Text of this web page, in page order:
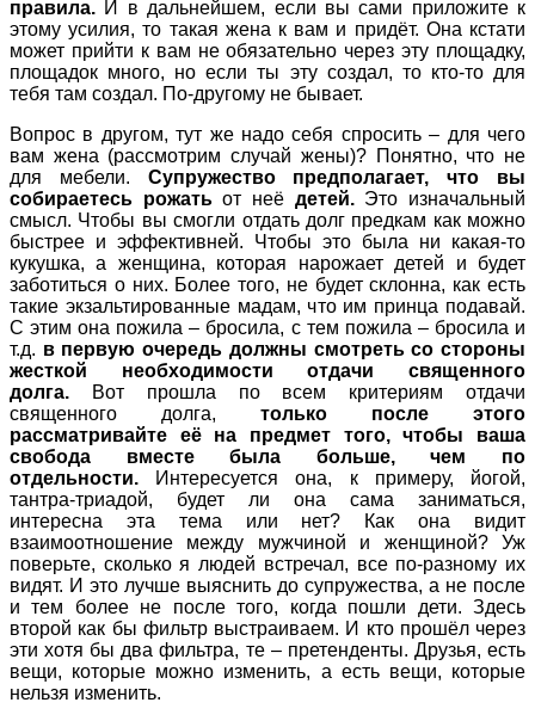
правила. И в дальнейшем, если вы сами приложите к
этому усилия, то такая жена к вам и придёт. Она кстати
может прийти к вам не обязательно через эту площадку,
площадок много, но если ты эту создал, то кто-то для
тебя там создал. По-другому не бывает.
Вопрос в другом, тут же надо себя спросить – для чего
вам жена (рассмотрим случай жены)? Понятно, что не
для мебели. Супружество предполагает, что вы
собираетесь рожатьот неё детей.Это изначальный
смысл. Чтобы вы смогли отдать долг предкам как можно
быстрее и эффективней. Чтобы это была ни какая-то
кукушка, а женщина, которая нарожает детей и будет
заботиться о них. Более того, не будет склонна, как есть
такие экзальтированные мадам, что им принца подавай.
С этим она пожила – бросила, с тем пожила – бросила и
т.д. в первую очередь должны смотреть со стороны
жесткой необходимости отдачи священного
долга.
Вот прошла по всем критериям отдачи
священного долга, только после этого
рассматривайте её на предмет того, чтобы ваша
свобода вместе была больше, чем по
отдельности.
Интересуется она, к примеру, йогой,
тантра-триадой, будет ли она сама заниматься,
интересна эта тема или нет? Как она видит
взаимоотношение между мужчиной и женщиной? Уж
поверьте, сколько я людей встречал, все по-разному их
видят. И это лучше выяснить до супружества, а не после
и тем более не после того, когда пошли дети. Здесь
второй как бы фильтр выстраиваем. И кто прошёл через
эти хотя бы два фильтра, те – претенденты. Друзья, есть
вещи, которые можно изменить, а есть вещи, которые
нельзя изменить.